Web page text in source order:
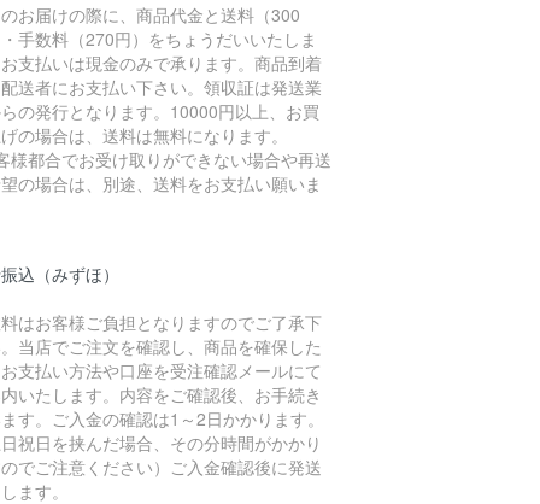
お届けの際に、商品代金と送料（300
手数料（270円）をちょうだいいたしま
支払いは現金のみで承ります。商品到着
送者にお支払い下さい。領収証は発送業
の発行となります。10000円以上、お買
の場合は、送料は無料になります。
様都合でお受け取りができない場合や再送
の場合は、別途、送料をお支払い願いま
込（みずほ）
はお客様ご負担となりますのでご了承下
当店でご注文を確認し、商品を確保した
支払い方法や口座を受注確認メールにて
いたします。内容をご確認後、お手続き
す。ご入金の確認は1～2日かかります。
日祝日を挟んだ場合、その分時間がかかり
でご注意ください）ご入金確認後に発送
ます。